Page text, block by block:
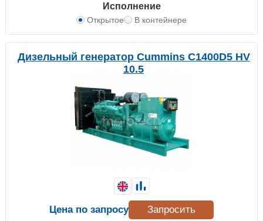
Исполнение
Открытое В контейнере
Дизельный генератор Cummins C1400D5 HV
10.5
Цена по запросу Запросить